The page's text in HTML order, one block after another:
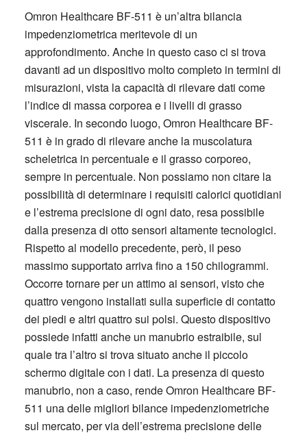
Omron Healthcare BF-511 è un’altra bilancia
impedenziometrica meritevole di un
approfondimento. Anche in questo caso ci si trova
davanti ad un dispositivo molto completo in termini di
misurazioni, vista la capacità di rilevare dati come
l’indice di massa corporea e i livelli di grasso
viscerale. In secondo luogo, Omron Healthcare BF-
511 è in grado di rilevare anche la muscolatura
scheletrica in percentuale e il grasso corporeo,
sempre in percentuale. Non possiamo non citare la
possibilità di determinare i requisiti calorici quotidiani
e l’estrema precisione di ogni dato, resa possibile
dalla presenza di otto sensori altamente tecnologici.
Rispetto al modello precedente, però, il peso
massimo supportato arriva fino a 150 chilogrammi.
Occorre tornare per un attimo ai sensori, visto che
quattro vengono installati sulla superficie di contatto
dei piedi e altri quattro sui polsi. Questo dispositivo
possiede infatti anche un manubrio estraibile, sul
quale tra l’altro si trova situato anche il piccolo
schermo digitale con i dati. La presenza di questo
manubrio, non a caso, rende Omron Healthcare BF-
511 una delle migliori bilance impedenziometriche
sul mercato, per via dell’estrema precisione delle